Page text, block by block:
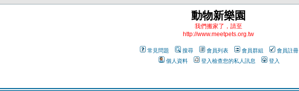
動物新樂園
我們搬家了，請至
http://www.meetpets.org.tw
常見問題 搜尋 會員列表 會員群組
會員註冊
個人資料
登入檢查您的私人訊息 登入